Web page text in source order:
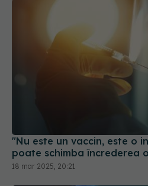
"Nu este un vaccin, este o
poate schimba încrederea
18 mar 2025, 20:21